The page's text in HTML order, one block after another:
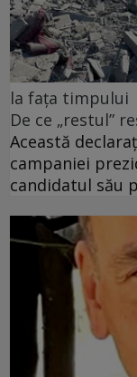
la fața timpului
De ce „restul”
Această
campaniei
candidatul său